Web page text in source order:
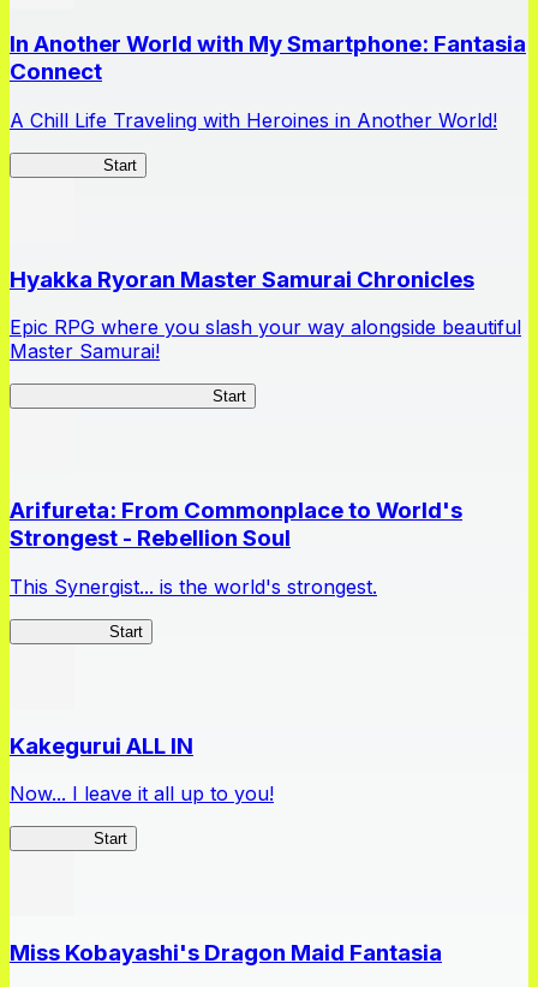
In Another World with My Smartphone: Fantasia
Connect
A Chill Life Traveling with Heroines in Another World!
Start
Hyakka Ryoran Master Samurai Chronicles
Epic RPG where you slash your way alongside beautiful
Master Samurai!
Start
Arifureta: From Commonplace to World's
Strongest - Rebellion Soul
This Synergist... is the world's strongest.
Start
Kakegurui ALL IN
Now... I leave it all up to you!
Start
Miss Kobayashi's Dragon Maid Fantasia